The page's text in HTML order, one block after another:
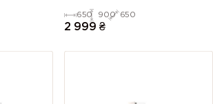
650 900 650
2 999 ₴